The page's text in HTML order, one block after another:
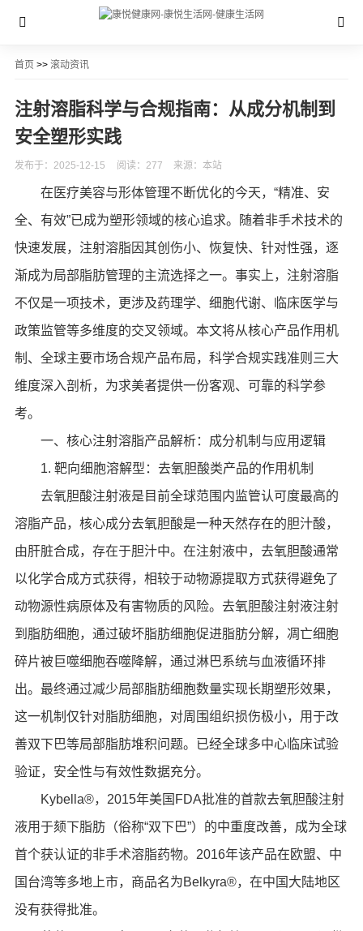
首页 >> 滚动资讯
注射溶脂科学与合规指南：从成分机制到
安全塑形实践
发布于：2025-12-15 阅读：277 来源：本站
在医疗美容与形体管理不断优化的今天，“精准、安
全、有效”已成为塑形领域的核心追求。随着非手术技术的
快速发展，注射溶脂因其创伤小、恢复快、针对性强，逐
渐成为局部脂肪管理的主流选择之一。事实上，注射溶脂
不仅是一项技术，更涉及药理学、细胞代谢、临床医学与
政策监管等多维度的交叉领域。本文将从核心产品作用机
制、全球主要市场合规产品布局，科学合规实践准则三大
维度深入剖析，为求美者提供一份客观、可靠的科学参
考。
一、核心注射溶脂产品解析：成分机制与应用逻辑
1. 靶向细胞溶解型：去氧胆酸类产品的作用机制
去氧胆酸注射液是目前全球范围内监管认可度最高的
溶脂产品，核心成分去氧胆酸是一种天然存在的胆汁酸，
由肝脏合成，存在于胆汁中。在注射液中，去氧胆酸通常
以化学合成方式获得，相较于动物源提取方式获得避免了
动物源性病原体及有害物质的风险。去氧胆酸注射液注射
到脂肪细胞，通过破坏脂肪细胞促进脂肪分解，凋亡细胞
碎片被巨噬细胞吞噬降解，通过淋巴系统与血液循环排
出。最终通过减少局部脂肪细胞数量实现长期塑形效果，
这一机制仅针对脂肪细胞，对周围组织损伤极小，用于改
善双下巴等局部脂肪堆积问题。已经全球多中心临床试验
验证，安全性与有效性数据充分。
Kybella®，2015年美国FDA批准的首款去氧胆酸注射
液用于颏下脂肪（俗称“双下巴”）的中重度改善，成为全球
首个获认证的非手术溶脂药物。2016年该产品在欧盟、中
国台湾等多地上市，商品名为Belkyra®，在中国大陆地区
没有获得批准。